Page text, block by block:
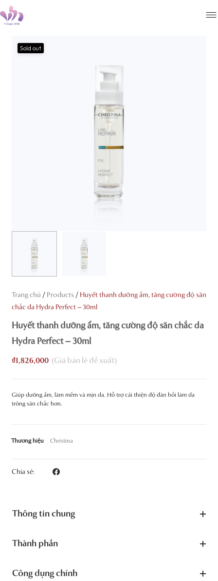
Sold out
Trang chủ / Products / Huyết thanh dưỡng ẩm, tăng cường độ săn
chắc da Hydra Perfect – 30ml
Huyết thanh dưỡng ẩm, tăng cường độ săn chắc da
Hydra Perfect – 30ml
₫1,826,000
Giúp dưỡng ẩm, làm mềm và mịn da. Hỗ trợ cải thiện độ đàn hồi làm da
trông săn chắc hơn.
Thương hiệu Christina
Chia sẻ:
Thông tin chung
Thành phần
Công dụng chính